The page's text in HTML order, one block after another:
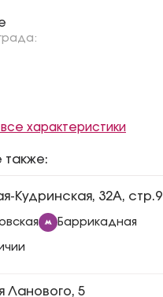
характеристики
также:
Кудринская, 32А, стр.9
Баррикадная
Ланового, 5